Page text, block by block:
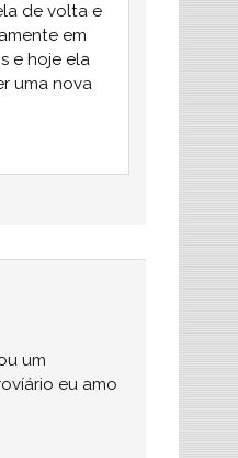
de volta e
em
e hoje ela
uma nova
um
eu amo